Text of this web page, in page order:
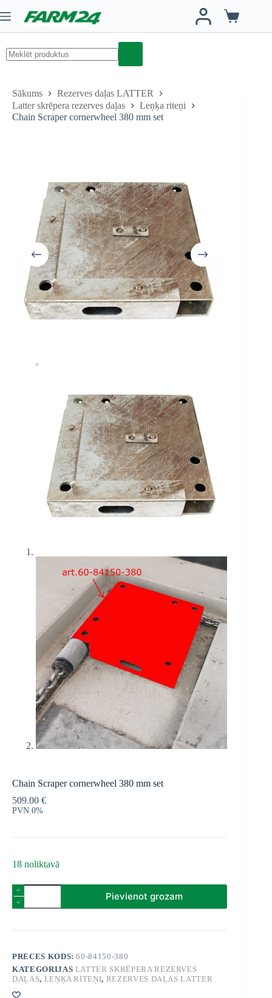
to
content
Iepirkumu
grozs
Sākums
Rezerves daļas LATTER
Latter skrēpera rezerves daļas
Leņķa riteņi
Chain Scraper cornerwheel 380 mm set
Chain Scraper cornerwheel 380 mm set
509.00 €
PVN 0%
18 noliktavā
Chain
Scraper
cornerwheel
mm
Pievienot grozam
PRECES KODS:60-84150-380
KATEGORIJAS LATTER SKRĒPERA REZERVES
DAĻAS, LEŅĶA RITEŅI, REZERVES DAĻAS LATTER